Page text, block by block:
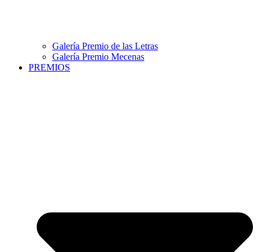
Galería Premio de las Letras
Galería Premio Mecenas
PREMIOS